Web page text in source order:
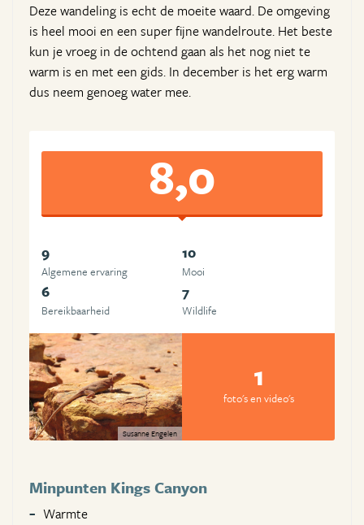
Deze wandeling is echt de moeite waard. De omgeving
is heel mooi en een super fijne wandelroute. Het beste
kun je vroeg in de ochtend gaan als het nog niet te
warm is en met een gids. In december is het erg warm
dus neem genoeg water mee.
8,0
9
Algemene ervaring
10
Mooi
6
Bereikbaarheid
7
Wildlife
Susanne Engelen
1
foto's en video's
Minpunten Kings Canyon
Warmte